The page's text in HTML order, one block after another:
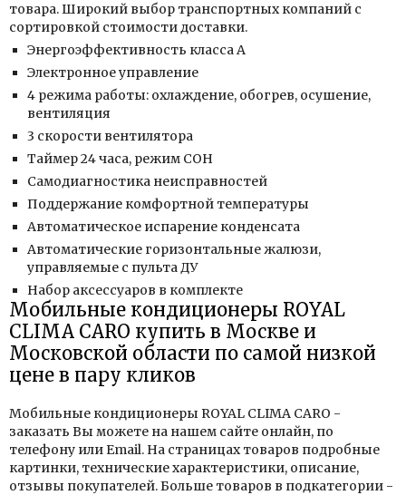
товара. Широкий выбор транспортных компаний с
сортировкой стоимости доставки.
Энергоэффективность класса А
Электронное управление
4 режима работы: охлаждение, обогрев, осушение,
вентиляция
3 скорости вентилятора
Таймер 24 часа, режим СОН
Самодиагностика неисправностей
Поддержание комфортной температуры
Автоматическое испарение конденсата
Автоматические горизонтальные жалюзи,
управляемые с пульта ДУ
Набор аксессуаров в комплекте
Мобильные кондиционеры ROYAL
CLIMA CARO купить в Москве и
Московской области по самой низкой
цене в пару кликов
Мобильные кондиционеры ROYAL CLIMA CARO -
заказать Вы можете на нашем сайте онлайн, по
телефону или Email. На страницах товаров подробные
картинки, технические характеристики, описание,
отзывы покупателей. Больше товаров в подкатегории -